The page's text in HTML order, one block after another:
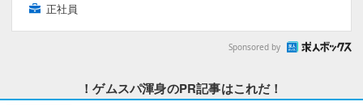
正社員
Sponsored by
！ゲムスパ渾身のPR記事はこれだ！